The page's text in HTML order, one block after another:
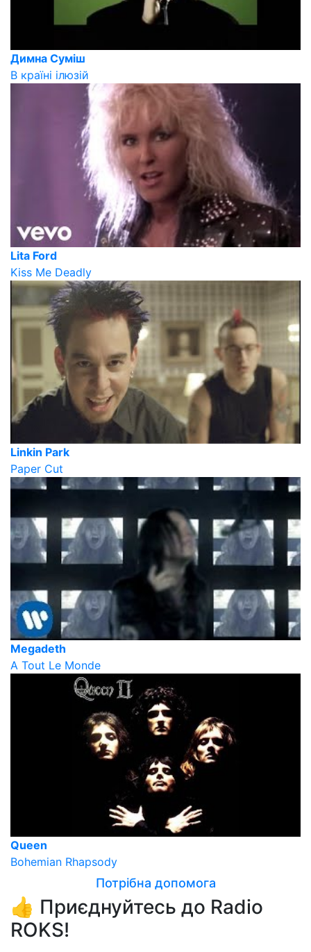
Димна Суміш
В країні ілюзій
Lita Ford
Kiss Me Deadly
Linkin Park
Paper Cut
Megadeth
A Tout Le Monde
Queen
Bohemian Rhapsody
Потрібна допомога
👍 Приєднуйтесь до Radio
ROKS!